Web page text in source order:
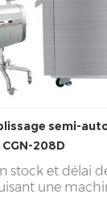
semi-
208D
stock et délai
une